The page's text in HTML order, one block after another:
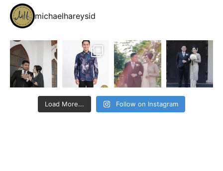
michaelhareysid
Load More... Follow on Instagram